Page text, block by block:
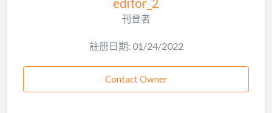
editor_2
刊登者
註册日期: 01/24/2022
Contact Owner